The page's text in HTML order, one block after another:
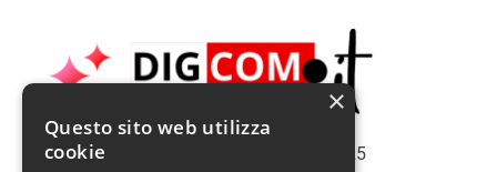
Copiright | Roma Web Service S.r.l. - 2025
×
Questo sito web utilizza
cookie